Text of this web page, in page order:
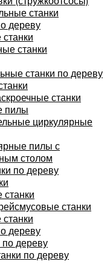
станки
дереву
станки
станки по дереву
станки
пилы
циркулярные
пилы с
столом
по дереву
станки
дереву
дереву
по дереву